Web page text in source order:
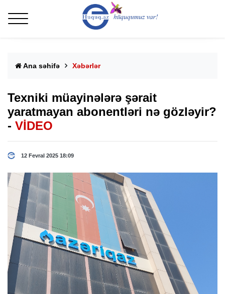
Ana səhifə Xəbərlər
Texniki müayinələrə şərait
yaratmayan abonentləri nə gözləyir?
- VİDEO
12 Fevral 2025 18:09